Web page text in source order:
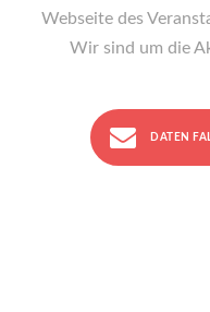
Webseite des
Wir sind um die
DATEN